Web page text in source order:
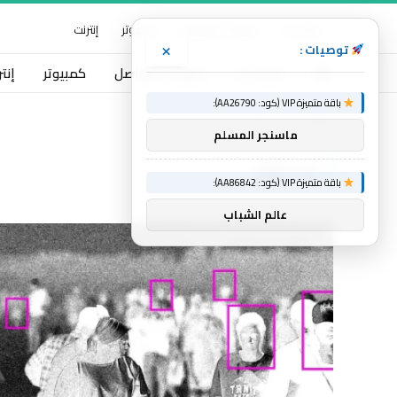
كمبيوتر إنترنت
خبرات نت منوعات التواصل كمبيوتر
الرئيسية » الاعتقال
الاعتقال
توصيات : ×
باقة متميزة VIP (كود: AA26790):
ماسنجر المسلم
باقة متميزة VIP (كود: AA86842):
عالم الشباب